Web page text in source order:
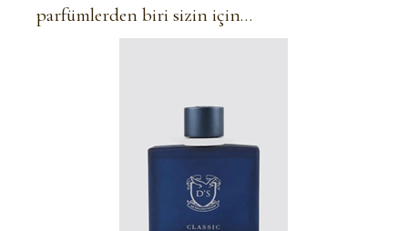
parfümlerden biri sizin için…